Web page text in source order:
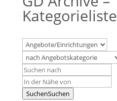
Kategorieliste
SuchenSuchen